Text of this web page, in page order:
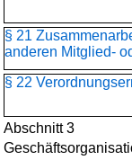
§ 21
anderen Mitglied-
§ 22
Abschnitt 3